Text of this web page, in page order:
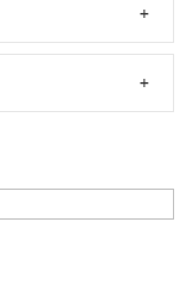
+
+